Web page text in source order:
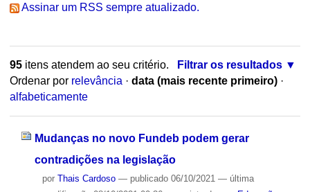
Assinar um RSS sempre atualizado.
95itens atendem ao seu critério.
Filtrar os resultados
Ordenar por relevância · data (mais recente primeiro) ·
alfabeticamente
Mudanças no novo Fundeb podem gerar
contradições na legislação
por Thais Cardoso — publicado06/10/2021 — última